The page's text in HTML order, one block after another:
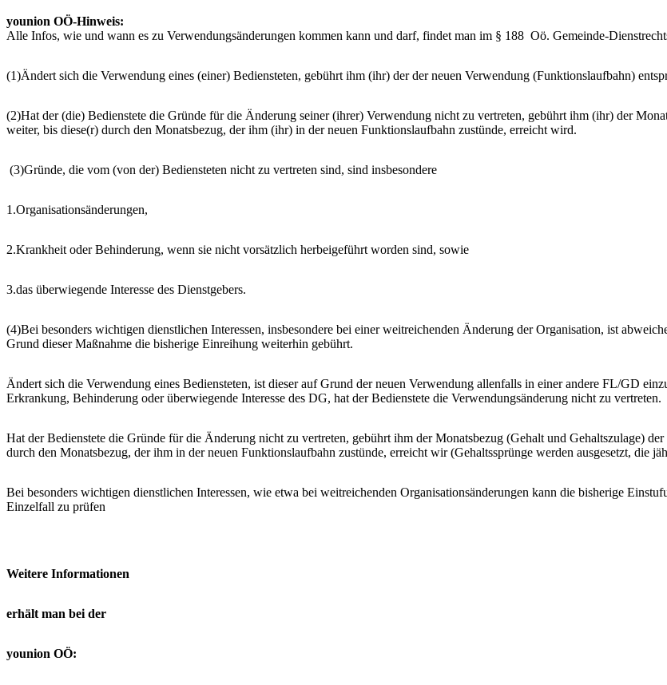
younion OÖ-Hinweis:
Alle Infos, wie und wann es zu Verwendungsänderungen kommen kann und darf, findet man im § 188 Oö. Gemeinde-
(1)Ändert sich die Verwendung eines (einer) Bediensteten, gebührt ihm (ihr) der der neuen Verwendung (Funktionslaufbahn)
(2)Hat der (die) Bedienstete die Gründe für die Änderung seiner (ihrer) Verwendung nicht zu vertreten, gebührt ihm (ihr) der
weiter, bis diese(r) durch den Monatsbezug, der ihm (ihr) in der neuen Funktionslaufbahn zustünde, erreicht wird.
(3)Gründe, die vom (von der) Bediensteten nicht zu vertreten sind, sind insbesondere
1.Organisationsänderungen,
2.Krankheit oder Behinderung, wenn sie nicht vorsätzlich herbeigeführt worden sind, sowie
3.das überwiegende Interesse des Dienstgebers.
(4)Bei besonders wichtigen dienstlichen Interessen, insbesondere bei einer weitreichenden Änderung der Organisation, ist
Grund dieser Maßnahme die bisherige Einreihung weiterhin gebührt.
Ändert sich die Verwendung eines Bediensteten, ist dieser auf Grund der neuen Verwendung allenfalls in einer andere FL/GD
Erkrankung, Behinderung oder überwiegende Interesse des DG, hat der Bedienstete die Verwendungsänderung nicht zu vertreten.
Hat der Bedienstete die Gründe für die Änderung nicht zu vertreten, gebührt ihm der Monatsbezug (Gehalt und Gehaltszulage)
durch den Monatsbezug, der ihm in der neuen Funktionslaufbahn zustünde, erreicht wir (Gehaltssprünge werden ausgesetzt, die
Bei besonders wichtigen dienstlichen Interessen, wie etwa bei weitreichenden Organisationsänderungen kann die bisherige
Einzelfall zu prüfen
Weitere Informationen
erhält man bei der
younion OÖ: